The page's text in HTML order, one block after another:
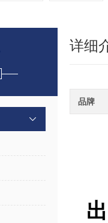
详细
品牌